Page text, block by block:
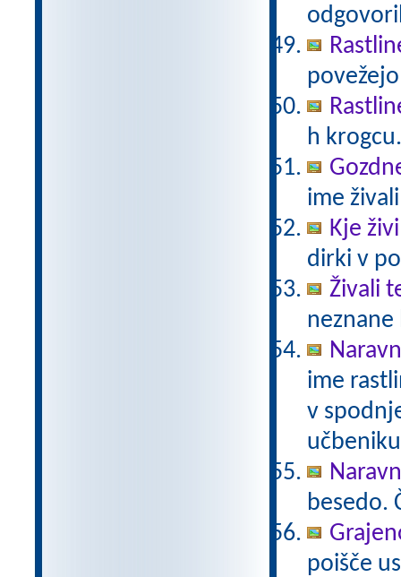
h krogcu.
ime
Kje
dirki v
Živali
neznane
ime
v
besedo.
poišče